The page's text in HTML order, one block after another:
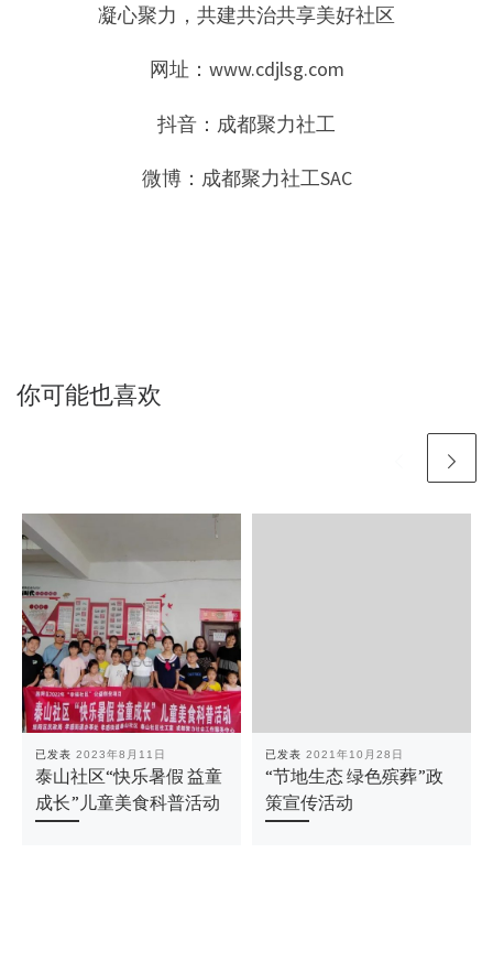
凝心聚力，共建共治共享美好社区
网址：www.cdjlsg.com
抖音：成都聚力社工
微博：成都聚力社工SAC
你可能也喜欢
已发表 2023年8月11日
泰山社区“快乐暑假 益童
成长”儿童美食科普活动
已发表 2021年10月28日
“节地生态 绿色殡葬”政
策宣传活动